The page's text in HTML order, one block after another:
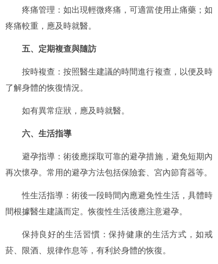
疼痛管理：如出現輕微疼痛，可適當使用止痛藥；如
疼痛較重，應及時就醫。
五、定期複查與隨訪
按時複查：按照醫生建議的時間進行複查，以便及時
了解身體的恢復情況。
如有異常症狀，應及時就醫。
六、生活指導
避孕指導：術後應採取可靠的避孕措施，避免短期內
再次懷孕。常用的避孕方法包括保險套、宮內節育器等。
性生活指導：術後一段時間內應避免性生活，具體時
間根據醫生建議而定。恢復性生活後應注意避孕。
保持良好的生活習慣：保持健康的生活方式，如戒
菸、限酒、規律作息等，有利於身體的恢復。